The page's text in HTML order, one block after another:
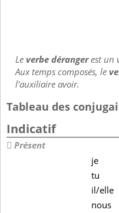
Leverbe dérangerest un
Aux temps composés, le
l'auxiliaire avoir.
Tableau des
Indicatif
Présent
je
tu
il/elle
nous